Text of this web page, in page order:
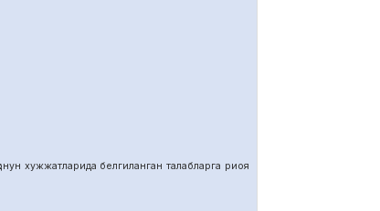
белгиланган талабларга риоя